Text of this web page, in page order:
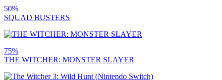
50%
SQUAD BUSTERS
75%
THE WITCHER: MONSTER SLAYER